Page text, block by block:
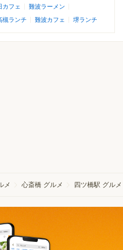
カフェ
難波ラーメン
槻ランチ 難波カフェ 堺ランチ
メ 心斎橋 グルメ 四ツ橋駅 グルメ